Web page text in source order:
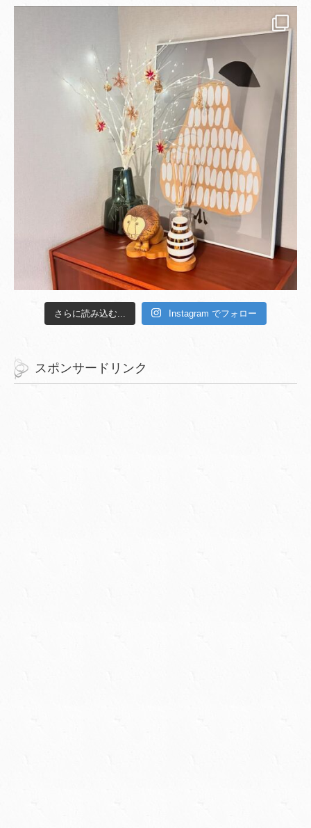
さらに読み込む... Instagram でフォロー
スポンサードリンク